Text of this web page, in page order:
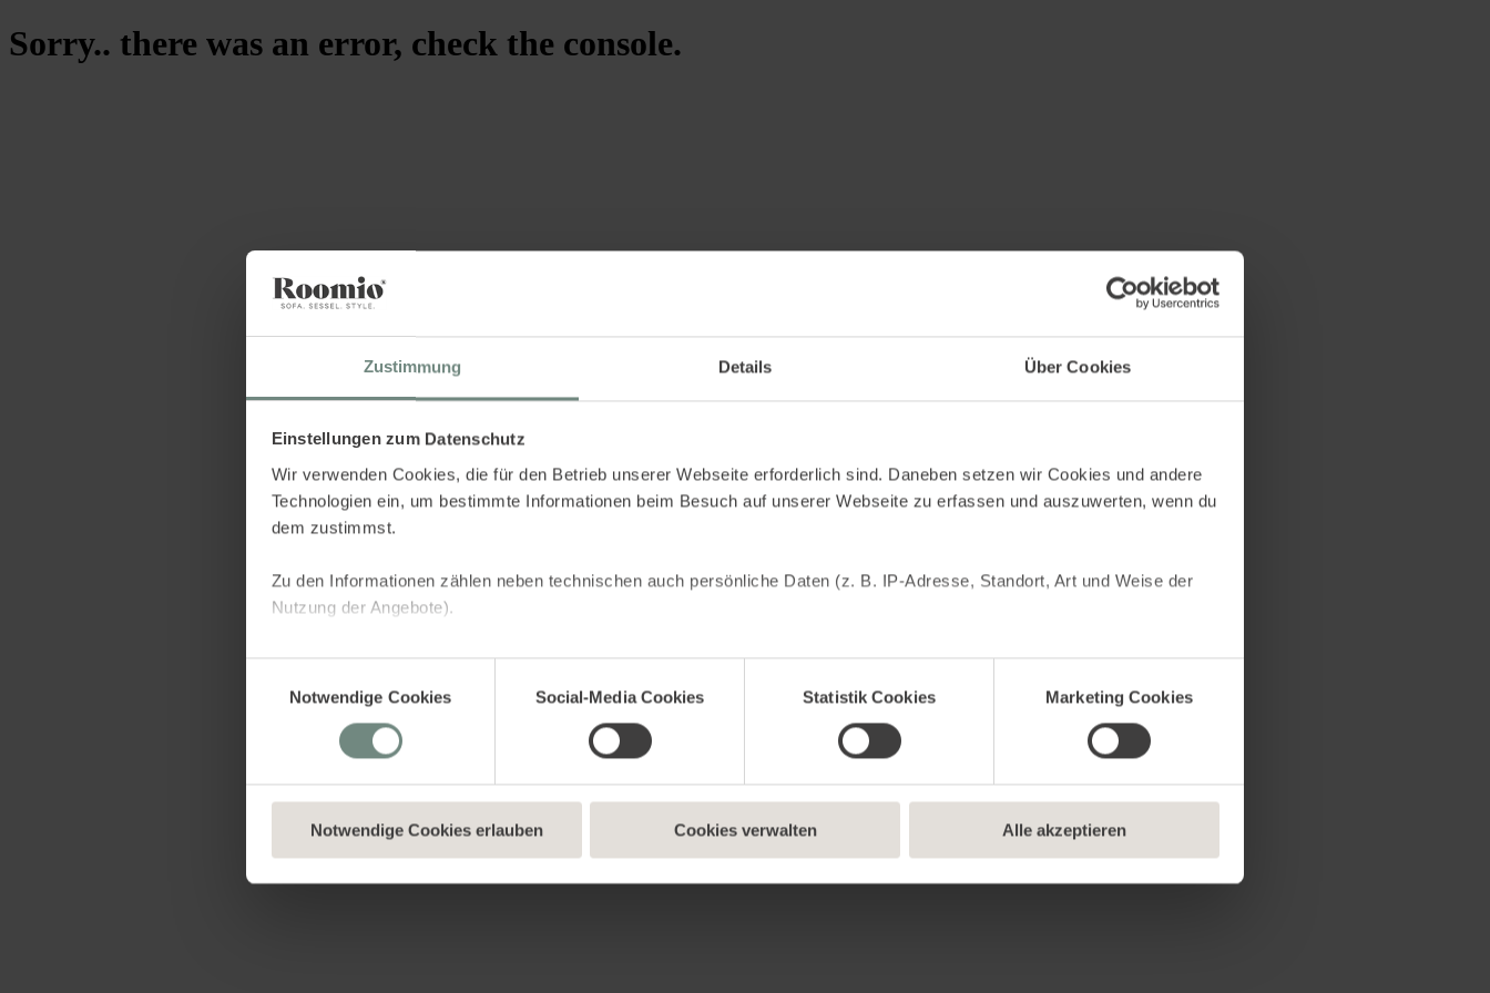
Zustimmung Details Über Cookies
Einstellungen zum Datenschutz
Wir verwenden Cookies, die für den Betrieb unserer Webseite erforderlich sind. Daneben setzen wir Cookies und andere
Technologien ein, um bestimmte Informationen beim Besuch auf unserer Webseite zu erfassen und auszuwerten, wenn du
dem zustimmst.
Zu den Informationen zählen neben technischen auch persönliche Daten (z. B. IP-Adresse, Standort, Art und Weise der
Nutzung der Angebote).
Dies dient verschiedenen Zwecken: Statistik Cookies helfen uns zu verstehen, wie du als Besucher unsere Website nutzt,
indem sie Informationen sammeln und sie anonymisiert für statistische Zwecke auszuwerten. Marketing Cookies helfen
uns, dir personalisierte Werbung anzuzeigen. Social-Media-Cookies ermöglichen es, eine Verbindung zu sozialen
Netzwerken aufzubauen, um Inhalte und Werbung innerhalb deiner Netzwerke anzuzeigen. Du kannst frei entscheiden,
aller Cookies einverstanden bist. Über „Details anzeigen“ kannst du eine Auswahl treffen.
Notwendige Cookies
Social-Media Cookies Statistik Cookies Marketing Cookies
Notwendige Cookies erlauben Cookies verwalten Alle akzeptieren
Sorry.. there was an error, check the console.